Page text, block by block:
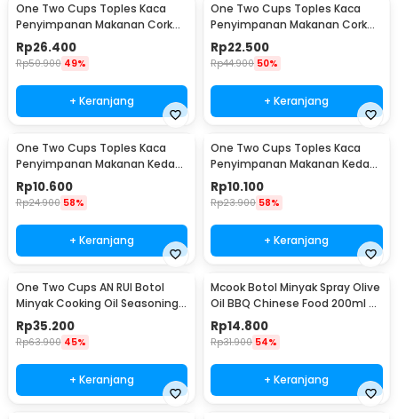
One Two Cups Toples Kaca
Penyimpanan Makanan Cork
Seal Storage Jar 800ml - E1
Rp26.400
Rp50.900 49%
+ Keranjang
One Two Cups Toples Kaca
Penyimpanan Makanan Cork
Seal Storage Jar 500ml - E1
Rp22.500
Rp44.900 50%
+ Keranjang
One Two Cups Toples Kaca
Penyimpanan Makanan Kedap
Udara Storage Jar 350ml -
GH1270
Rp10.600
Rp24.900 58%
+ Keranjang
One Two Cups Toples Kaca
Penyimpanan Makanan Kedap
Udara Storage Jar 250ml -
GH1270
Rp10.100
Rp23.900 58%
+ Keranjang
One Two Cups AN RUI Botol
Minyak Cooking Oil Seasoning
Bottle 550ml - YH-033
Rp35.200
Rp63.900 45%
+ Keranjang
Mcook Botol Minyak Spray Olive
Oil BBQ Chinese Food 200ml -
M219
Rp14.800
Rp31.900 54%
+ Keranjang